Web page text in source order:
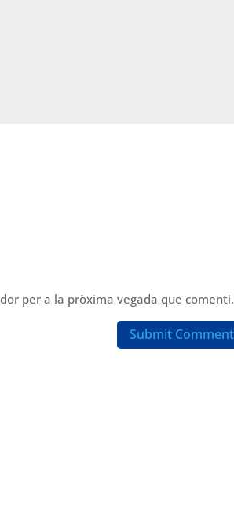
per a la pròxima vegada que comenti.